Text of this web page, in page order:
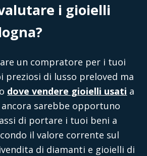
i gioielli
un compratore per i tuoi
preziosi di lusso preloved ma
dove vendere gioielli usati a
sarebbe opportuno
di portare i tuoi beni a
il valore corrente sul
di diamanti e gioielli di